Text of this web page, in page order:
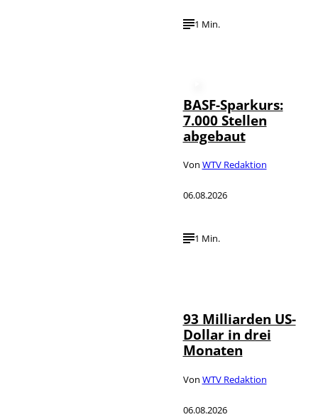
1 Min.
BASF-Sparkurs:
7.000 Stellen
abgebaut
Von WTV Redaktion
06.08.2026
1 Min.
93 Milliarden US-
Dollar in drei
Monaten
Von WTV Redaktion
06.08.2026